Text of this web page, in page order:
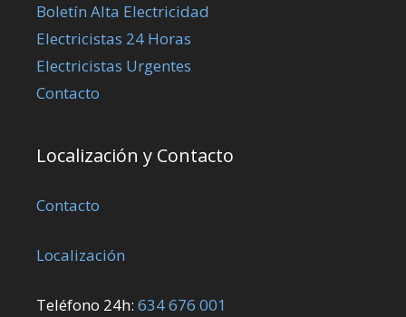
Boletín Alta Electricidad
Electricistas 24 Horas
Electricistas Urgentes
Contacto
Localización y Contacto
Contacto
Localización
Teléfono 24h: 634 676 001